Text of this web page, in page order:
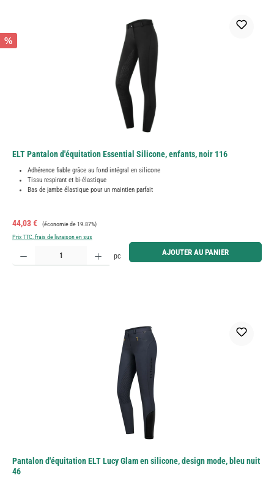
%
ELT Pantalon d'équitation Essential Silicone, enfants, noir 116
Adhérence fiable grâce au fond intégral en silicone
Tissu respirant et bi-élastique
Bas de jambe élastique pour un maintien parfait
Prix de vente :
44,03 € Prix régulier :
(économie de 19.87%)
Prix TTC, frais de livraison en sus
Quantité de produit : Entrez la quantité souhaitée ou utilisez les boutons pour augmenter ou
pc AJOUTER AU PANIER
Pantalon d'équitation ELT Lucy Glam en silicone, design mode, bleu nuit
46